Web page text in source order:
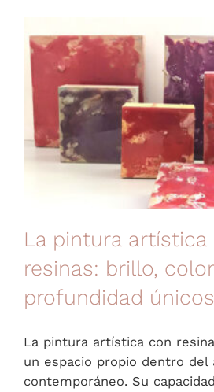
La pintura artística
resinas: brillo,
profundidad únicos
La pintura artística con
un espacio propio dentro del
contemporáneo. Su